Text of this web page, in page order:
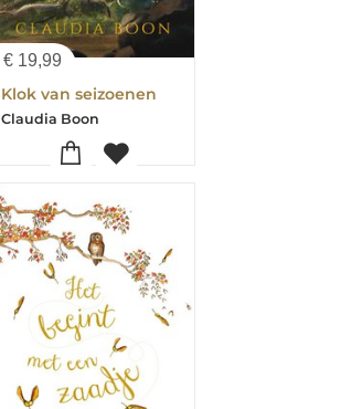
€ 19,99
Klok van seizoenen
Claudia Boon